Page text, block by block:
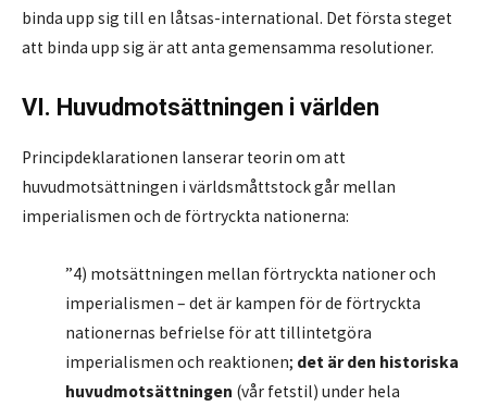
binda upp sig till en låtsas-international. Det första steget
att binda upp sig är att anta gemensamma resolutioner.
VI. Huvudmotsättningen i världen
Principdeklarationen lanserar teorin om att
huvudmotsättningen i världsmåttstock går mellan
imperialismen och de förtryckta nationerna:
”4) motsättningen mellan förtryckta nationer och
imperialismen – det är kampen för de förtryckta
nationernas befrielse för att tillintetgöra
imperialismen och reaktionen; det är den historiska
huvudmotsättningen (vår fetstil) under hela